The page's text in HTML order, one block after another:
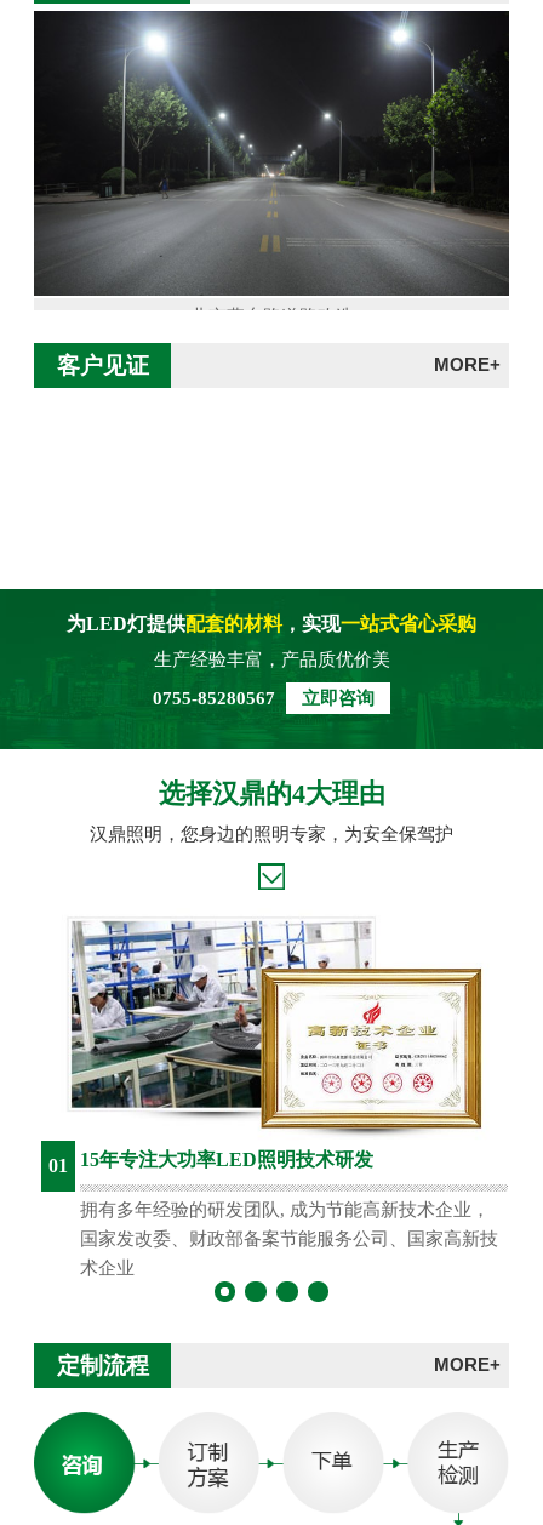
北京燕东路道路改造
客户见证 MORE+
为LED灯提供配套的材料，实现一站式省心采购
生产经验丰富，产品质优价美
0755-85280567
立即咨询
选择汉鼎的4大理由
汉鼎照明，您身边的照明专家，为安全保驾护
01 15年专注大功率LED照明技术研发
拥有多年经验的研发团队, 成为节能高新技术企业，
国家发改委、财政部备案节能服务公司、国家高新技
术企业
定制流程 MORE+